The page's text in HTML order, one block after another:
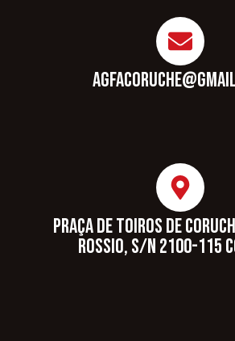
Praça de toiros de
Rossio, s/n 2100-115